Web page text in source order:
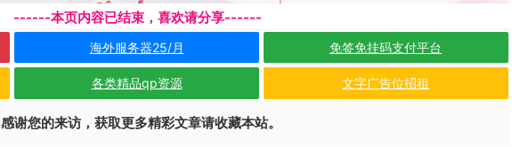
------本页内容已结束，喜欢请分享------
海外服务器25/月 免签免挂码支付平台
各类精品qp资源 文字广告位招租
感谢您的来访，获取更多精彩文章请收藏本站。